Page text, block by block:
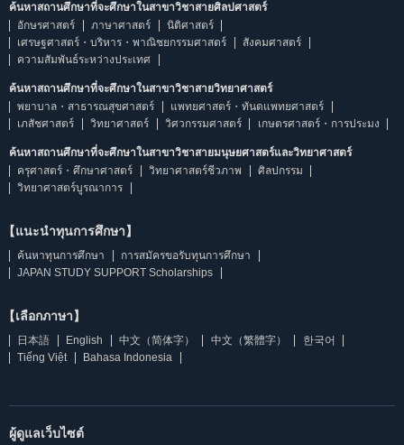
ค้นหาสถานศึกษาที่จะศึกษาในสาขาวิชาสายศิลปศาสตร์
อักษรศาสตร์
ภาษาศาสตร์
นิติศาสตร์
เศรษฐศาสตร์・บริหาร・พาณิชยกรรมศาสตร์
สังคมศาสตร์
ความสัมพันธ์ระหว่างประเทศ
ค้นหาสถานศึกษาที่จะศึกษาในสาขาวิชาสายวิทยาศาสตร์
พยาบาล・สาธารณสุขศาสตร์
แพทยศาสตร์・ทันตแพทยศาสตร์
เภสัชศาสตร์
วิทยาศาสตร์ วิศวกรรมศาสตร์ เกษตรศาสตร์・การประมง
ค้นหาสถานศึกษาที่จะศึกษาในสาขาวิชาสายมนุษยศาสตร์และวิทยาศาสตร์
ครุศาสตร์・ศึกษาศาสตร์
วิทยาศาสตร์ชีวภาพ
ศิลปกรรม
วิทยาศาสตร์บูรณาการ
【แนะนำทุนการศึกษา】
ค้นหาทุนการศึกษา
การสมัครขอรับทุนการศึกษา
JAPAN STUDY SUPPORT Scholarships
【เลือกภาษา】
日本語 English 中文（简体字） 中文（繁體字）
한국어
Tiếng Việt
Bahasa Indonesia
ผู้ดูแลเว็บไซต์